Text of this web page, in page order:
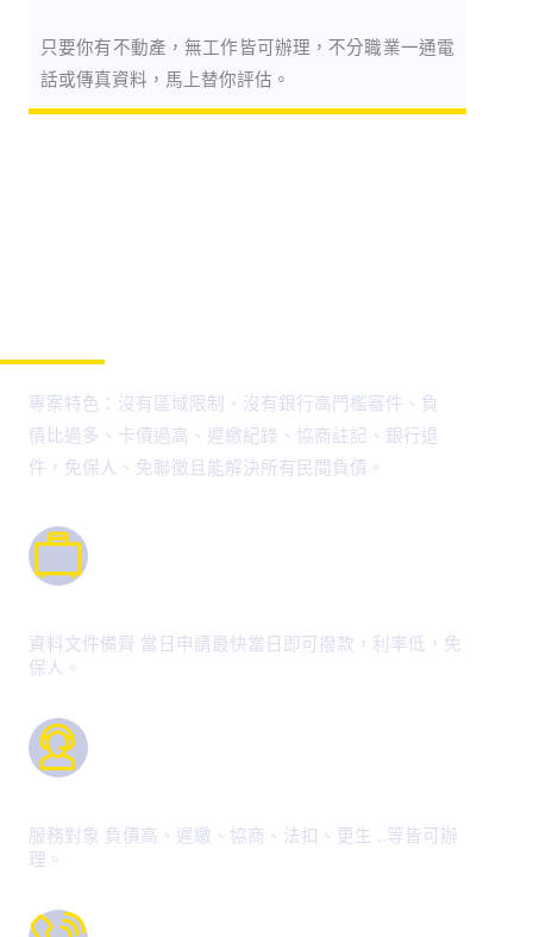
只要你有不動產，無工作皆可辦理，不分職業一通電
話或傳真資料，馬上替你評估。
專案特色：沒有區域限制、沒有銀行高門檻審件、負
債比過多、卡債過高、遲繳紀錄、協商註記、銀行退
件，免保人、免聯徵且能解決所有民間負債。
資料文件備齊 當日申請最快當日即可撥款，利率低，免
保人。
服務對象 負債高、遲繳、協商、法扣、更生 ..等皆可辦
理。